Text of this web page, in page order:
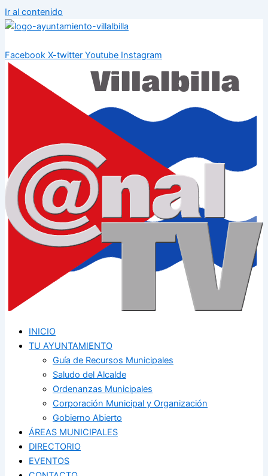
Ir al contenido
Facebook X-twitter Youtube Instagram
INICIO
TU AYUNTAMIENTO
Guía de Recursos Municipales
Saludo del Alcalde
Ordenanzas Municipales
Corporación Municipal y Organización
Gobierno Abierto
ÁREAS MUNICIPALES
DIRECTORIO
EVENTOS